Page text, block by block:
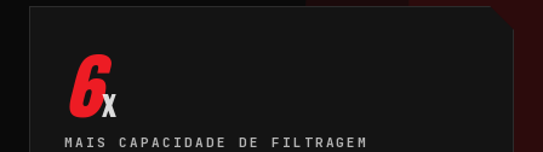
6x
MAIS CAPACIDADE DE FILTRAGEM